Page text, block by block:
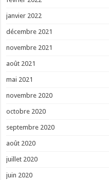
janvier 2022
décembre 2021
novembre 2021
août 2021
mai 2021
novembre 2020
octobre 2020
septembre 2020
août 2020
juillet 2020
juin 2020